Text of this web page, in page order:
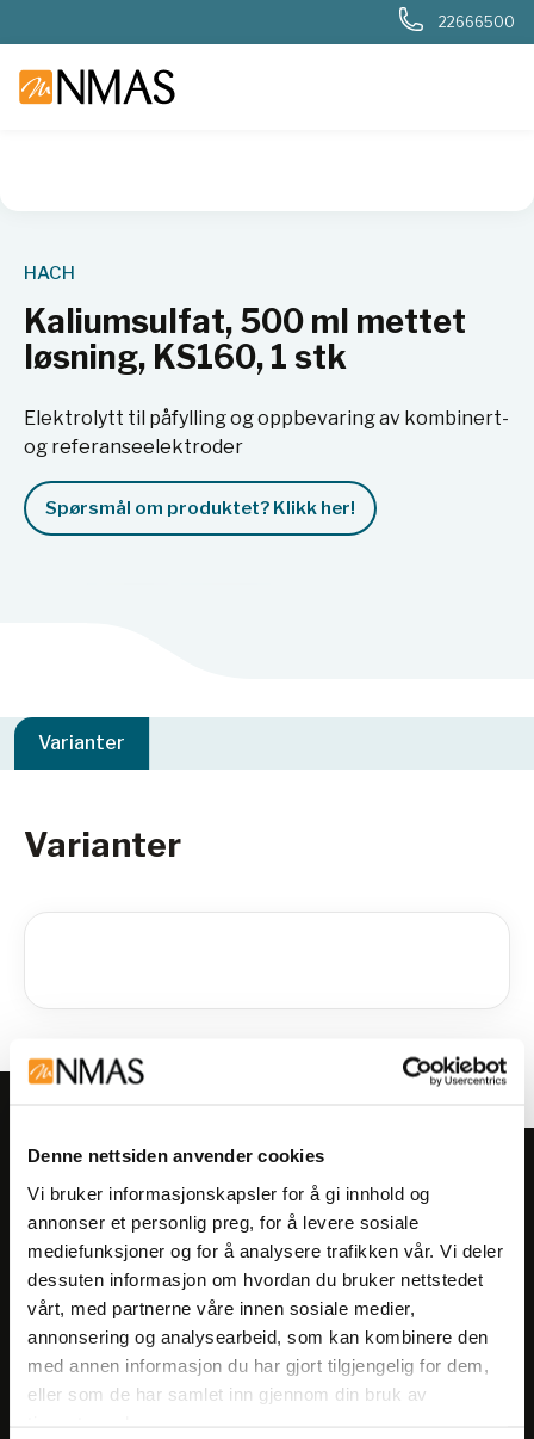
Denne nettsiden anvender cookies
Vi bruker informasjonskapsler for å gi innhold og
annonser et personlig preg, for å levere sosiale
mediefunksjoner og for å analysere trafikken vår. Vi deler
dessuten informasjon om hvordan du bruker nettstedet
vårt, med partnerne våre innen sosiale medier,
annonsering og analysearbeid, som kan kombinere den
med annen informasjon du har gjort tilgjengelig for dem,
eller som de har samlet inn gjennom din bruk av
22666500
HACH
Kaliumsulfat, 500 ml mettet
løsning, KS160, 1 stk
Elektrolytt til påfylling og oppbevaring av kombinert-
og referanseelektroder
Spørsmål om produktet? Klikk her!
Varianter
Varianter
Meld deg på vårt nyhetsbrev!
Få informasjon om produkter,
arrangementer og kampanjer.
Meld på nyhetsbrev